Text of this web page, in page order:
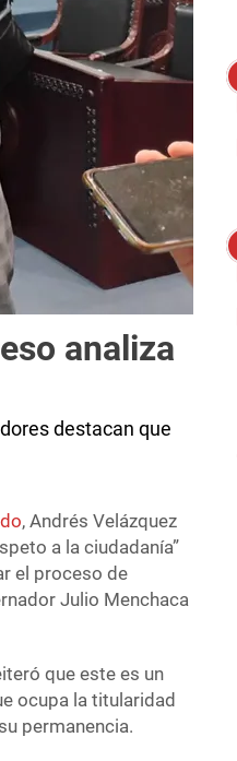
analiza
destacan que
, Andrés Velázquez
a la ciudadanía”
el proceso de
Julio Menchaca
que este es un
ocupa la titularidad
permanencia.